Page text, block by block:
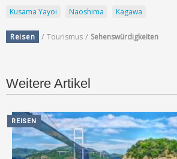
Kusama Yayoi Naoshima Kagawa
Reisen / Tourismus / Sehenswürdigkeiten
Weitere Artikel
REISEN